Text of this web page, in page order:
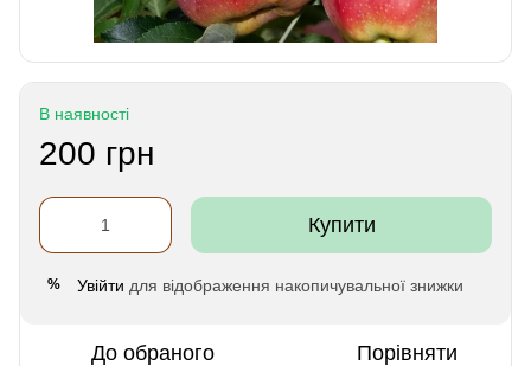
В наявності
200 грн
Купити
% Увійти для відображення накопичувальної знижки
До обраного Порівняти